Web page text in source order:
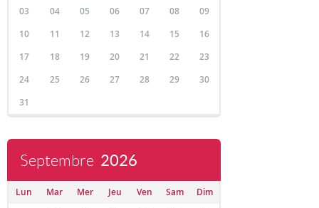
03
04 05 06 07 08
09
10
11 12 13 14 15
16
17
18 19 20 21 22
23
24
25 26 27 28 29
30
31
Septembre 2026
Lun Mar Mer Jeu Ven Sam
Dim